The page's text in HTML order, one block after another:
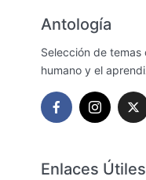
Antología
Selección de
humano y el
Enlaces Útiles